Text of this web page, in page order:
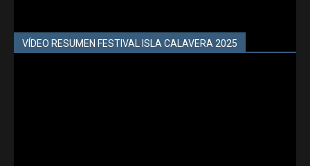
VÍDEO RESUMEN FESTIVAL ISLA CALAVERA 2025